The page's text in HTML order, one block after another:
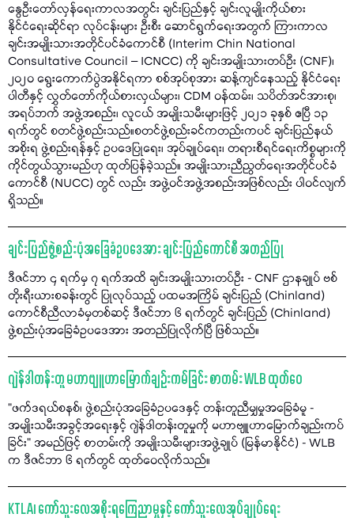
နွေဦးတော်လှန်ရေးကာလအတွင်း ချင်းပြည်နှင့် ချင်းလူမျိုးကိုယ်စား
နိုင်ငံရေးဆိုင်ရာ လုပ်ငန်းများ ဦးစီး ဆောင်ရွက်ရေးအတွက် ကြားကာလ
ချင်းအမျိုးသားအတိုင်ပင်ခံကောင်စီ (Interim Chin National
Consultative Council – ICNCC) ကို ချင်းအမျိုးသားတပ်ဦး (CNF)၊
၂၀၂၀ ရွေးကောက်ပွဲအနိုင်ရကာ စစ်အုပ်စုအား ဆန့်ကျင်နေသည့် နိုင်ငံရေး
ပါတီနှင့် လွှတ်တော်ကိုယ်စားလှယ်များ၊ CDM ဝန်ထမ်း၊ သပိတ်အင်အားစု၊
အရပ်ဘက် အဖွဲ့အစည်း၊ လူငယ် အမျိုးသမီးများဖြင့် ၂၀၂၁ ခုနှစ် ဧပြီ ၁၃
ရက်တွင် စတင်ဖွဲ့စည်းသည်။စတင်ဖွဲ့စည်းခင်ကတည်းကပင် ချင်းပြည်နယ်
အစိုးရ ဖွဲ့စည်းရန်နှင့် ဥပဒေပြုရေး၊ အုပ်ချုပ်ရေး၊ တရားစီရင်ရေးကိစ္စများကို
ကိုင်တွယ်သွားမည်ဟု ထုတ်ပြန်ခဲ့သည်။ အမျိုးသားညီညွတ်ရေးအတိုင်ပင်ခံ
ကောင်စီ (NUCC) တွင် လည်း အဖွဲ့ဝင်အဖွဲ့အစည်းအဖြစ်လည်း ပါဝင်လျက်
ရှိသည်။
ချင်းပြည်ဖွဲ့စည်းပုံအခြေခံဥပဒေအား ချင်းပြည်ကောင်စီ အတည်ပြု
ဒီဇင်ဘာ ၄ ရက်မှ ၇ ရက်အထိ ချင်းအမျိုးသားတပ်ဦး - CNF ဌာနချုပ် ဗစ်
တိုးရီးယားစခန်းတွင် ပြုလုပ်သည့် ပထမအကြိမ် ချင်းပြည် (Chinland)
ကောင်စီညီလာခံမှတစ်ဆင့် ဒီဇင်ဘာ ၆ ရက်တွင် ချင်းပြည် (Chinland)
ဖွဲ့စည်းပုံအခြေခံဥပဒေအား အတည်ပြုလိုက်ပြီ ဖြစ်သည်။
ဂျဲန်ဒါတန်းတူ မဟာဗျူဟာမြောက်ချဉ်းကမ်ခြင်း စာတမ်း WLB ထုတ်ဝေ
“ဖက်ဒရယ်စနစ်၊ ဖွဲ့စည်းပုံအခြေခံဥပဒေနှင့် တန်းတူညီမျှမှုအခြေခံမူ -
အမျိုးသမီးအခွင့်အရေးနှင့် ဂျဲန်ဒါတန်းတူမှုကို မဟာဗျူဟာမြောက်ချည်းကပ်
ခြင်း” အမည်ဖြင့် စာတမ်းကို အမျိုးသမီးများအဖွဲ့ချုပ် (မြန်မာနိုင်ငံ) - WLB
က ဒီဇင်ဘာ ၆ ရက်တွင် ထုတ်ဝေလိုက်သည်။
KTLA၊ ကော်သူးလေအစိုးရကြေညာမှုနှင့် ကော်သူးလေအုပ်ချုပ်ရေး